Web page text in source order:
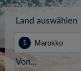
Land auswählen
Von...